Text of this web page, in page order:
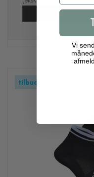
tilbud
Vi